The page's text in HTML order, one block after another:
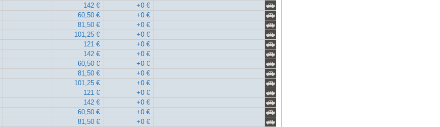
142 €
+0 €
60,50 €
+0 €
81,50 €
+0 €
101,25 €
+0 €
121 €
+0 €
142 €
+0 €
60,50 €
+0 €
81,50 €
+0 €
101,25 €
+0 €
121 €
+0 €
142 €
+0 €
60,50 €
+0 €
81,50 €
+0 €